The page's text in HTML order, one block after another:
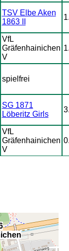
TSV Elbe Aken
1863 II
VfL
Gräfenhainichen
V
spielfrei
SG 1871
Löberitz Girls
VfL
Gräfenhainichen
V